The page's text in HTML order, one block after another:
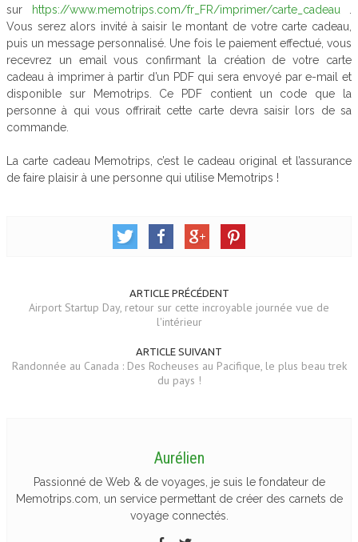
sur https://www.memotrips.com/fr_FR/imprimer/carte_cadeau
Vous serez alors invité à saisir le montant de votre carte cadeau,
puis un message personnalisé. Une fois le paiement effectué, vous
recevrez un email vous confirmant la création de votre carte
cadeau à imprimer à partir d’un PDF qui sera envoyé par e-mail et
disponible sur Memotrips. Ce PDF contient un code que la
personne à qui vous offrirait cette carte devra saisir lors de sa
commande.
La carte cadeau Memotrips, c’est le cadeau original et l’assurance
de faire plaisir à une personne qui utilise Memotrips !
ARTICLE PRÉCÉDENT
Airport Startup Day, retour sur cette incroyable journée vue de
l'intérieur
ARTICLE SUIVANT
Randonnée au Canada : Des Rocheuses au Pacifique, le plus beau trek
du pays !
Aurélien
Passionné de Web & de voyages, je suis le fondateur de
Memotrips.com, un service permettant de créer des carnets de
voyage connectés.